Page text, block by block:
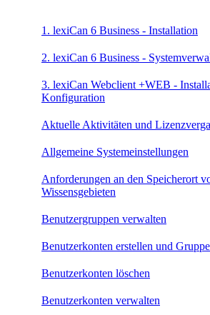
1. lexiCan 6 Business - Installation
2. lexiCan 6 Business -
3. lexiCan Webclient +WEB -
Konfiguration
Aktuelle Aktivitäten und
Allgemeine Systemeinstellungen
Anforderungen an den Speicherort
Wissensgebieten
Benutzergruppen verwalten
Benutzerkonten erstellen und
Benutzerkonten löschen
Benutzerkonten verwalten